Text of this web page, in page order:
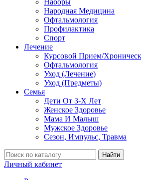
Наборы
Народная Медицина
Офтальмология
Профилактика
Спорт
Лечение
Курсовой Прием/
Офтальмология
Уход (Лечение)
Уход (Предметы)
Семья
Дети От 3-Х Лет
Женское Здоровье
Мама И Малыш
Мужское Здоровье
Сезон, Импульс, Травма
Найти
Личный кабинет